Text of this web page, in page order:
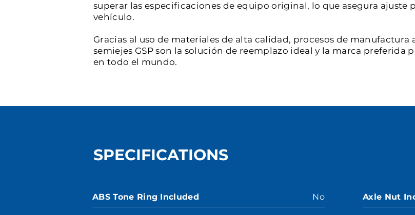
superar las especificaciones de equipo original, lo que asegura ajuste
vehículo.
Gracias al uso de materiales de alta calidad, procesos de
semiejes GSP son la solución de reemplazo ideal y la marca preferida
en todo el mundo.
SPECIFICATIONS
ABS Tone Ring Included No Axle Nut